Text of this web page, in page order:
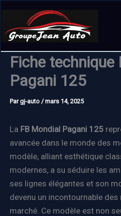
contenu
Fiche technique
Pagani 125
Pargj-auto /mars 14, 2025
La FB Mondial Pagani 125
avancée dans le monde des
modèle, alliant esthétique
modernes, a su séduire les
ses lignes élégantes et son
devenu un incontournable
marché. Ce modèle est non